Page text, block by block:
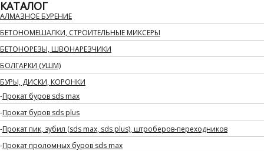
КАТАЛОГ
АЛМАЗНОЕ БУРЕНИЕ
БЕТОНОМЕШАЛКИ, СТРОИТЕЛЬНЫЕ МИКСЕРЫ
БЕТОНОРЕЗЫ, ШВОНАРЕЗЧИКИ
БОЛГАРКИ (УШМ)
БУРЫ, ДИСКИ, КОРОНКИ
Прокат буров sds max
Прокат буров sds plus
Прокат пик, зубил (sds max, sds plus), штроберов-переходников
Прокат проломных буров sds max